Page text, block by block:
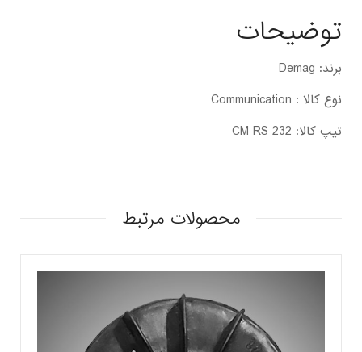
توضیحات
برند: Demag
نوع کالا : Communication
تیپ کالا: CM RS 232
محصولات مرتبط